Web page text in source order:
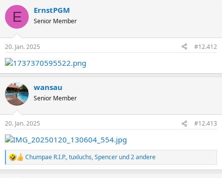
k
i
e
n
:
E ErnstPGM
Senior Member
20. Jan. 2025 #12.412
wansau
Senior Member
20. Jan. 2025 #12.413
R
e
Chumpae R.I.P.,tuxluchs,Spencer und 2 andere